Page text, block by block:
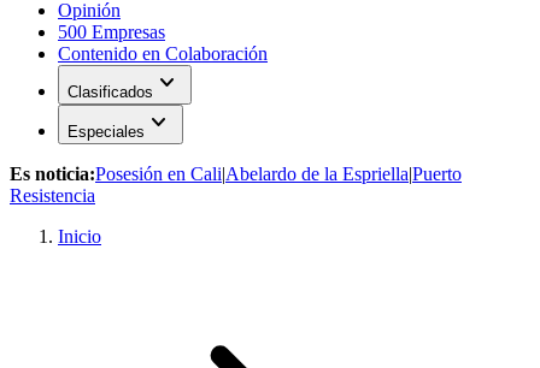
Opinión
500 Empresas
Contenido en Colaboración
Clasificados expand_more
Especiales expand_more
Es noticia:Posesión en Cali|Abelardo de la Espriella|Puerto
Resistencia
Inicio